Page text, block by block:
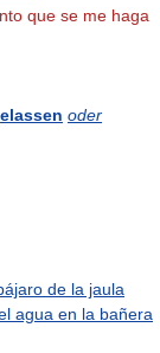
que se me haga
oder
de la jaula
agua en la bañera